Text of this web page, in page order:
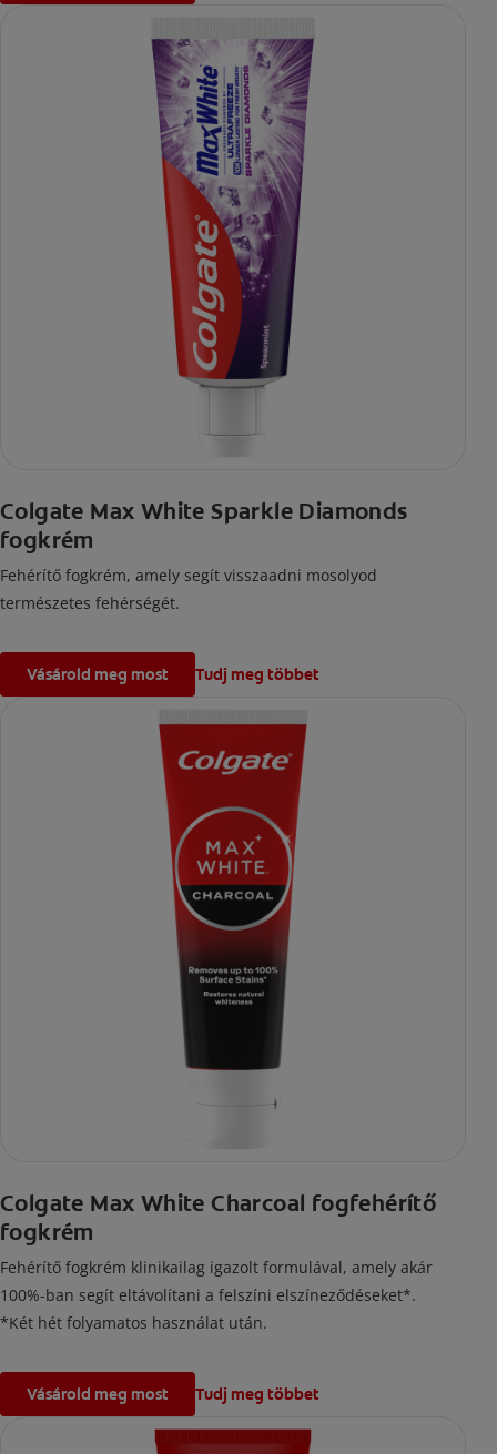
Colgate Max White Sparkle Diamonds
fogkrém
Fehérítő fogkrém, amely segít visszaadni mosolyod
természetes fehérségét.
Vásárold meg most Tudj meg többet
Colgate Max White Charcoal fogfehérítő
fogkrém
Fehérítő fogkrém klinikailag igazolt formulával, amely akár
100%-ban segít eltávolítani a felszíni elszíneződéseket*.
*Két hét folyamatos használat után.
Vásárold meg most Tudj meg többet